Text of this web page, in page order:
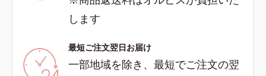
します
最短ご注文翌日お届け
一部地域を除き、最短でご注文の翌